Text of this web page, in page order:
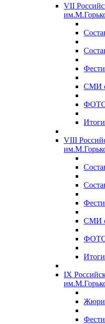
VII
СМИ о
VIII
СМИ о
IX
Жюри